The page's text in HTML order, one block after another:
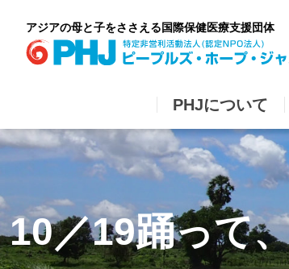
content
アジアの母と子をささえる国際保健医療支援団体
PHJについて
10／19踊って